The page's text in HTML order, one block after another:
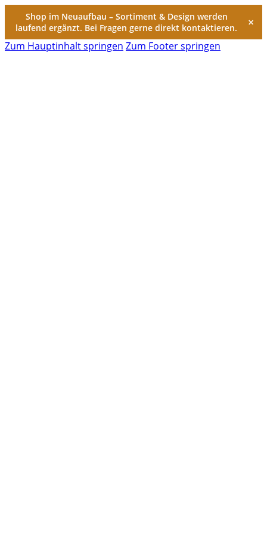
Shop im Neuaufbau – Sortiment & Design werden
laufend ergänzt. Bei Fragen gerne direkt kontaktieren.
×
Zum Hauptinhalt springen Zum Footer springen